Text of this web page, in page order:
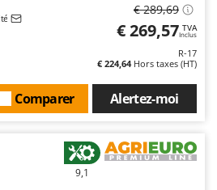
€ 289,69
€ 269,57 TVA
Inclus
R-17
€ 224,64Hors taxes (HT)
Alertez-moi
Comparer
9,1